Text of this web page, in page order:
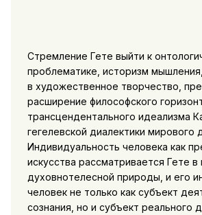
Стремление Гете выйти к
проблематике, историзм
в художественное творчество,
расширение философского
трансцендентального идеализма
гегелевской диалектики мирового
Индивидуальность человека как
искусства рассматривается Гете в
духовнотелесной природы, и его
человек не только как субъект
сознания, но и субъект реального